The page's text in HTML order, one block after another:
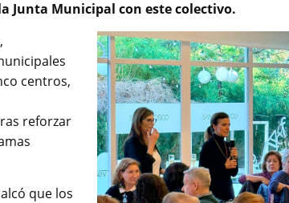
Junta Municipal con este colectivo.
centros,
reforzar
que los